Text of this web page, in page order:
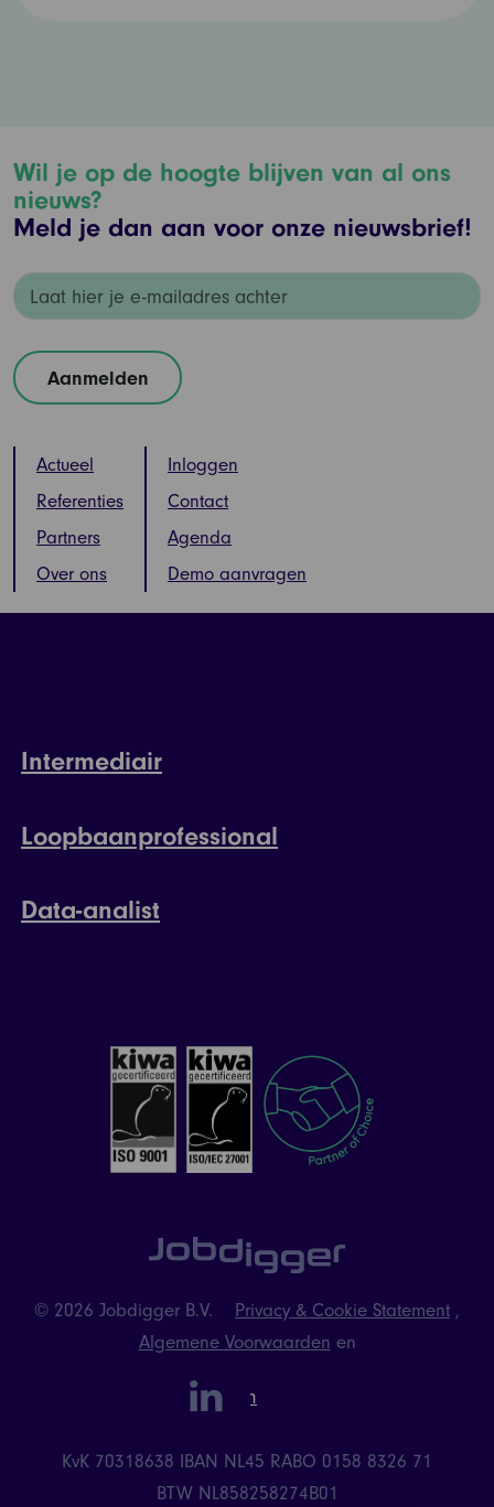
Wil je op de hoogte blijven van al ons
nieuws?
Meld je dan aan voor onze nieuwsbrief!
Actueel
Referenties
Partners
Over ons
Inloggen
Contact
Agenda
Demo aanvragen
Intermediair
Loopbaanprofessional
Data-analist
© 2026 Jobdigger B.V. Privacy & Cookie Statement ,
Algemene Voorwaarden en
Instagram
KvK 70318638 IBAN NL45 RABO 0158 8326 71
BTW NL858258274B01